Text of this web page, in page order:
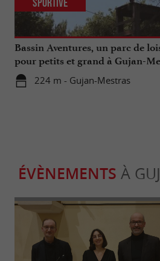
Bassin Aventures, un parc de
pour petits et grand à Gujan-
224 m - Gujan-Mestras
Sportive
ÉVÈNEMENTS À